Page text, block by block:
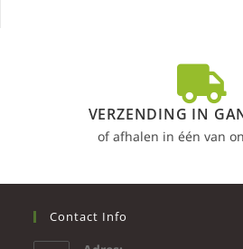
VERZENDING IN
of afhalen in één van
Contact Info